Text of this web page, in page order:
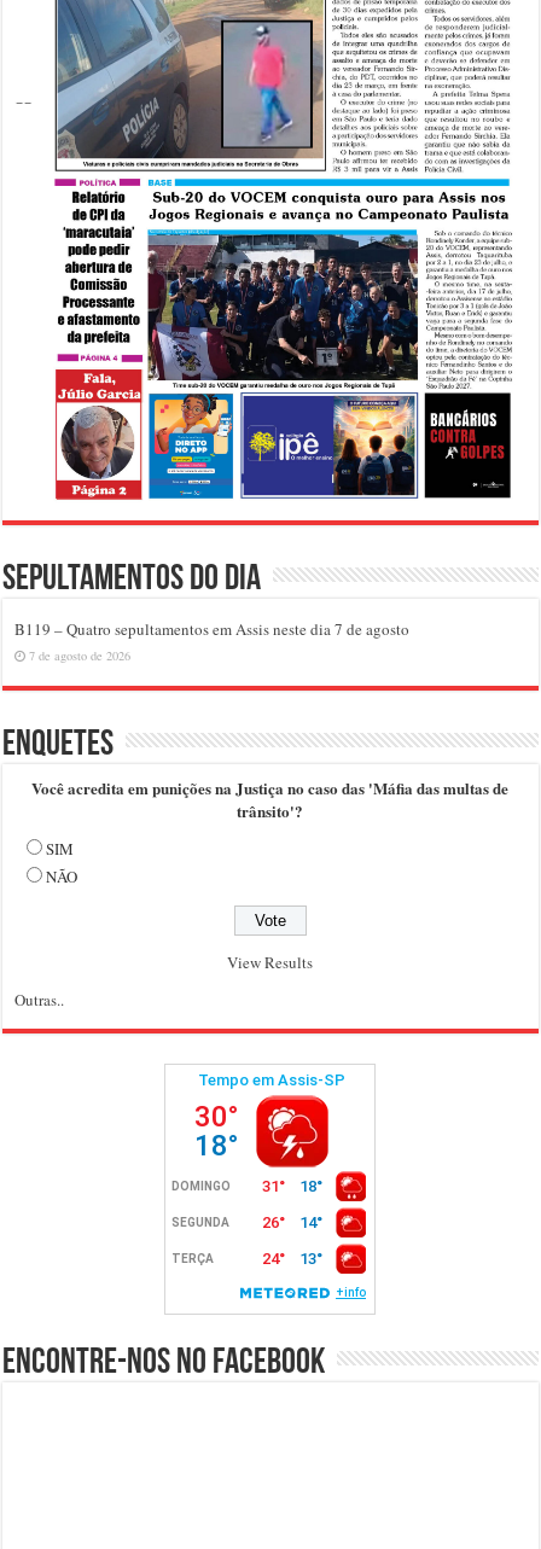
Sepultamentos do dia
B119 – Quatro sepultamentos em Assis neste dia 7 de agosto
7 de agosto de 2026
Enquetes
Você acredita em punições na Justiça no caso das 'Máfia das multas de
trânsito'?
SIM
NÃO
View Results
Outras..
Encontre-nos no Facebook